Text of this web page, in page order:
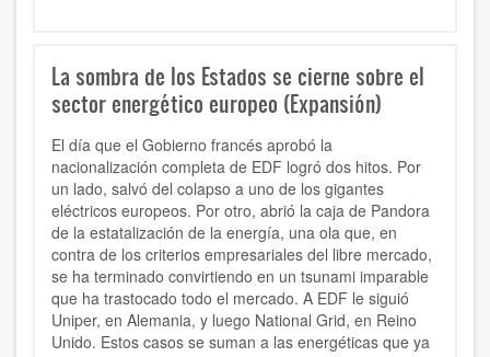
La sombra de los Estados se cierne sobre el
sector energético europeo (Expansión)
El día que el Gobierno francés aprobó la
nacionalización completa de EDF logró dos hitos. Por
un lado, salvó del colapso a uno de los gigantes
eléctricos europeos. Por otro, abrió la caja de Pandora
de la estatalización de la energía, una ola que, en
contra de los criterios empresariales del libre mercado,
se ha terminado convirtiendo en un tsunami imparable
que ha trastocado todo el mercado. A EDF le siguió
Uniper, en Alemania, y luego National Grid, en Reino
Unido. Estos casos se suman a las energéticas que ya